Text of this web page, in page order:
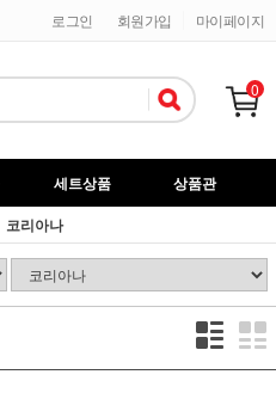
마이페이지
회원가입
로그인
0
세트상품
상품관
코리아나